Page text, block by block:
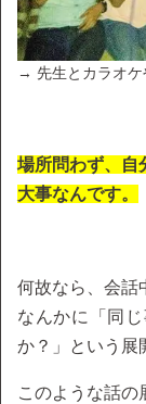
→ 先生とカラオケ
場所問わず、自
大事なんです。
何故なら、会話
なんかに「同
か？」という展
このような話の